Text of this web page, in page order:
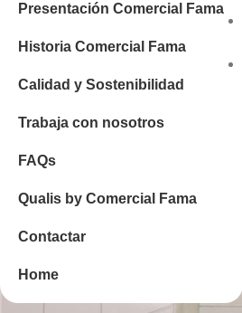
Presentación Comercial Fama
Historia Comercial Fama
Calidad y Sostenibilidad
Trabaja con nosotros
FAQs
Qualis by Comercial Fama
Contactar
Home